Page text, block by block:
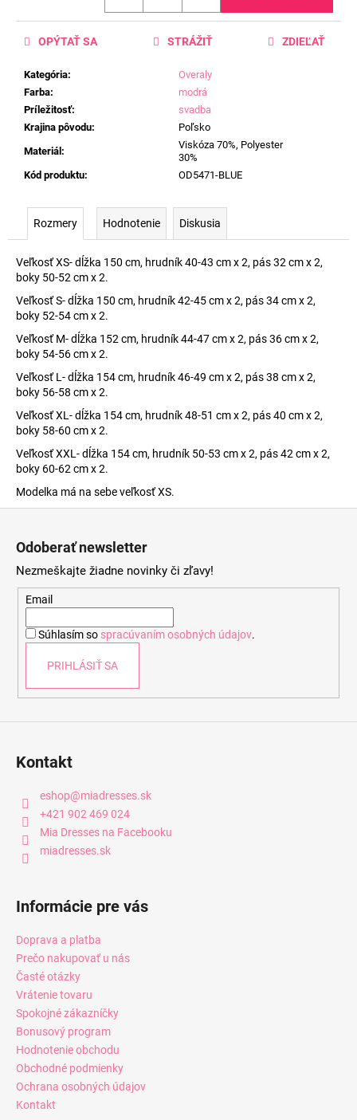
Kategória:
Overaly
Farba:
modrá
Príležitosť:
svadba
Krajina pôvodu:
Poľsko
Materiál :
Viskóza 70%, Polyester
30%
Kód produktu: OD5471-BLUE
OPÝTAŤ SA STRÁŽIŤ ZDIEĽAŤ
Rozmery Hodnotenie Diskusia
Veľkosť XS- dĺžka 150 cm, hrudník 40-43 cm x 2, pás 32 cm x 2,
boky 50-52 cm x 2.
Veľkosť S- dĺžka 150 cm, hrudník 42-45 cm x 2, pás 34 cm x 2,
boky 52-54 cm x 2.
Veľkosť M- dĺžka 152 cm, hrudník 44-47 cm x 2, pás 36 cm x 2,
boky 54-56 cm x 2.
Veľkosť L- dĺžka 154 cm, hrudník 46-49 cm x 2, pás 38 cm x 2,
boky 56-58 cm x 2.
Veľkosť XL- dĺžka 154 cm, hrudník 48-51 cm x 2, pás 40 cm x 2,
boky 58-60 cm x 2.
Veľkosť XXL- dĺžka 154 cm, hrudník 50-53 cm x 2, pás 42 cm x 2,
boky 60-62 cm x 2.
Modelka má na sebe veľkosť XS.
Odoberať newsletter
Nezmeškajte žiadne novinky či zľavy!
Email
Súhlasím so spracúvaním osobných údajov.
PRIHLÁSIŤ SA
Kontakt
eshop@miadresses.sk
+421 902 469 024
Mia Dresses na Facebooku
miadresses.sk
Informácie pre vás
Doprava a platba
Prečo nakupovať u nás
Časté otázky
Vrátenie tovaru
Spokojné zákazníčky
Bonusový program
Hodnotenie obchodu
Obchodné podmienky
Ochrana osobných údajov
Kontakt